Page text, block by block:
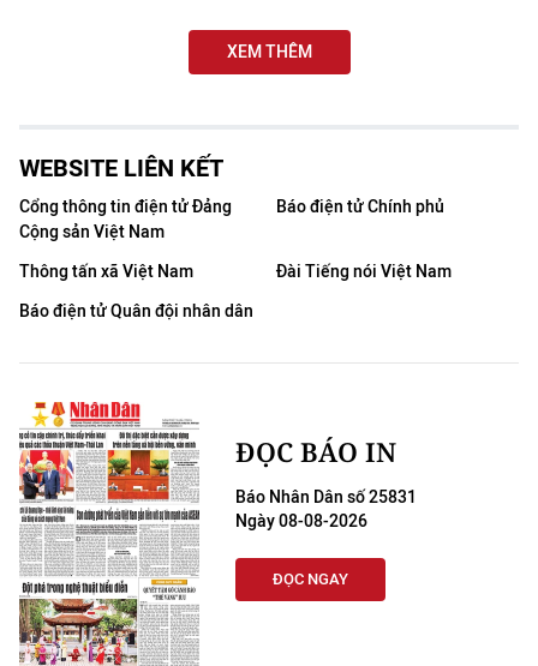
THỂ THAO
GIÁO DỤC
Y TẾ
BẠN ĐỌC
KIỂM CHỨNG THÔNG TIN
TRI THỨC CHUYÊN SÂU
54 DÂN TỘC VIỆT NAM
XEM THÊM
WEBSITE LIÊN KẾT
Cổng thông tin điện tử Đảng
Cộng sản Việt Nam
Báo điện tử Chính phủ
Thông tấn xã Việt Nam
Đài Tiếng nói Việt Nam
Báo điện tử Quân đội nhân dân
ĐỌC BÁO IN
Báo Nhân Dân số 25831
Ngày 08-08-2026
ĐỌC NGAY